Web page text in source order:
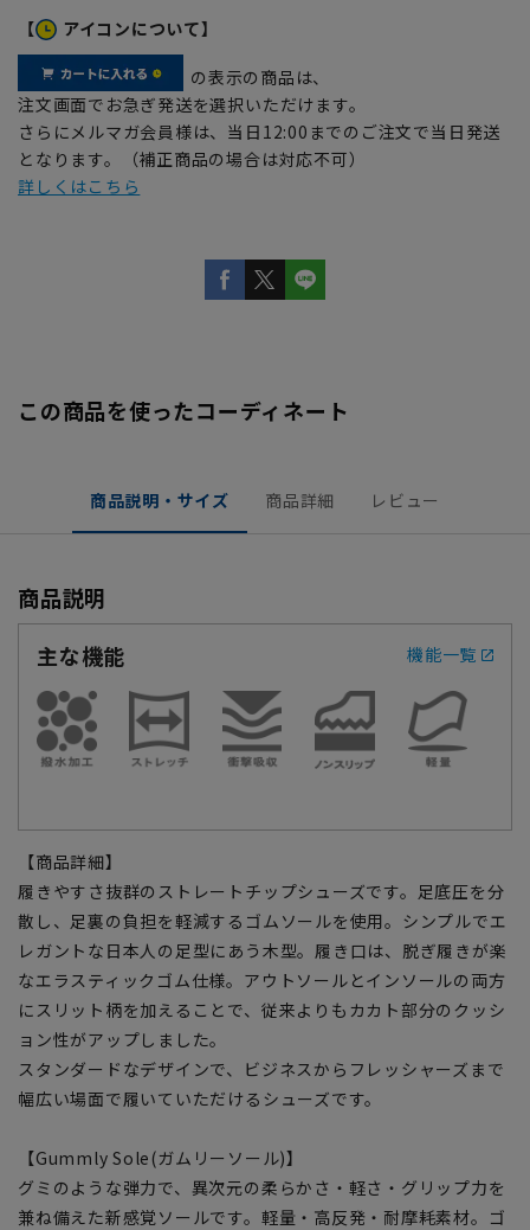
【 アイコンについて】
の表示の商品は、
注文画面でお急ぎ発送を選択いただけます。
さらにメルマガ会員様は、当日12:00までのご注文で当日発送
となります。（補正商品の場合は対応不可）
詳しくはこちら
この商品を使ったコーディネート
商品説明・サイズ 商品詳細 レビュー
商品説明
主な機能
機能一覧
【商品詳細】
履きやすさ抜群のストレートチップシューズです。足底圧を分
散し、足裏の負担を軽減するゴムソールを使用。シンプルでエ
レガントな日本人の足型にあう木型。履き口は、脱ぎ履きが楽
なエラスティックゴム仕様。アウトソールとインソールの両方
にスリット柄を加えることで、従来よりもカカト部分のクッシ
ョン性がアップしました。
スタンダードなデザインで、ビジネスからフレッシャーズまで
幅広い場面で履いていただけるシューズです。
【Gummly Sole(ガムリーソール)】
グミのような弾力で、異次元の柔らかさ・軽さ・グリップ力を
兼ね備えた新感覚ソールです。軽量・高反発・耐摩耗素材。ゴ